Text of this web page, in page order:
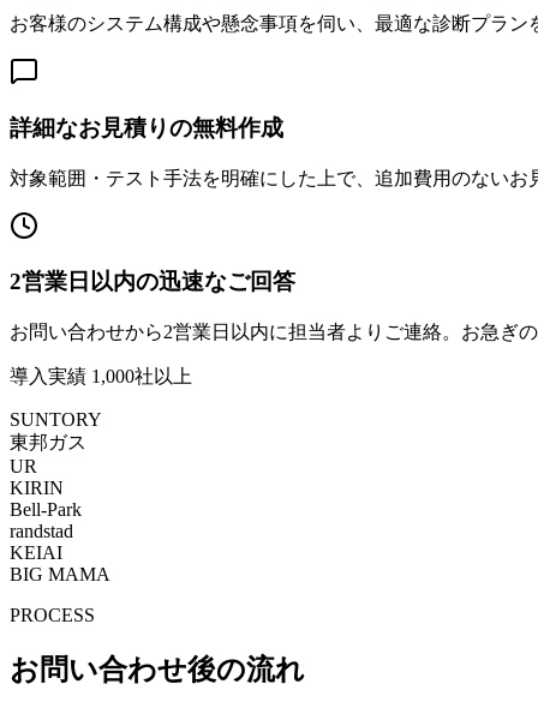
お客様のシステム構成や懸念事項を伺い、最適な診断プラン
詳細なお見積りの無料作成
対象範囲・テスト手法を明確にした上で、追加費用のないお
2営業日以内の迅速なご回答
お問い合わせから2営業日以内に担当者よりご連絡。お急ぎ
導入実績 1,000社以上
SUNTORY
東邦ガス
UR
KIRIN
Bell-Park
randstad
KEIAI
BIG MAMA
PROCESS
お問い合わせ後の流れ